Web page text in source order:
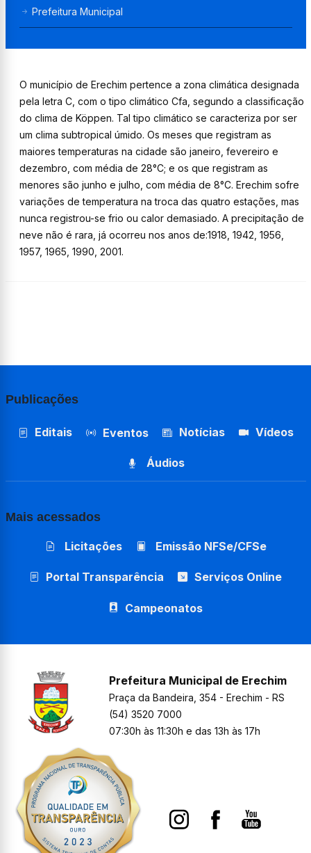
Prefeitura Municipal
O município de Erechim pertence a zona climática designada
pela letra C, com o tipo climático Cfa, segundo a classificação
do clima de Köppen. Tal tipo climático se caracteriza por ser
um clima subtropical úmido. Os meses que registram as
maiores temperaturas na cidade são janeiro, fevereiro e
dezembro, com média de 28°C; e os que registram as
menores são junho e julho, com média de 8°C. Erechim sofre
variações de temperatura na troca das quatro estações, mas
nunca registrou-se frio ou calor demasiado. A precipitação de
neve não é rara, já ocorreu nos anos de:1918, 1942, 1956,
1957, 1965, 1990, 2001.
Publicações
Editais Eventos Notícias Vídeos
Áudios
Mais acessados
Licitações Emissão NFSe/CFSe
Portal Transparência Serviços Online
Campeonatos
Prefeitura Municipal de Erechim
Praça da Bandeira, 354 - Erechim - RS
(54) 3520 7000
07:30h às 11:30h e das 13h às 17h